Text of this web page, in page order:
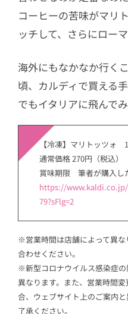
コーヒーの苦味がマリ
ッチして、さらにロー
海外にもなかなか行く
頃、カルディで買える
でもイタリアに飛んで
【冷凍】マリトッツォ
通常価格 270円（税込）
賞味期限 筆者が購入し
https://
79?sFlg=2
※営業時間は店舗によって異
合わせください。
※新型コロナウイルス感染症
異なります。また、営業時間
合、ウェブサイト上のご案内
了承ください。